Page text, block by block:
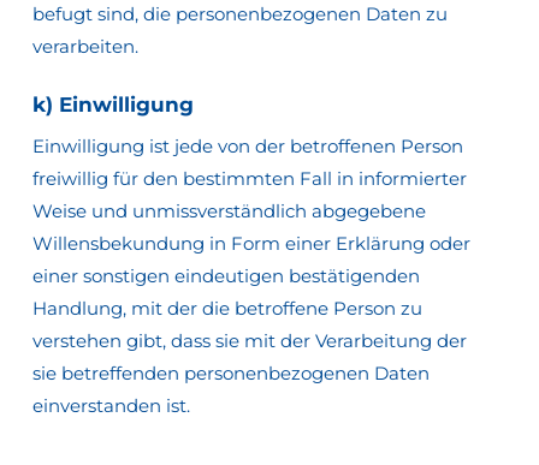
befugt sind, die personenbezogenen Daten zu
verarbeiten.
k) Einwilligung
Einwilligung ist jede von der betroffenen Person
freiwillig für den bestimmten Fall in informierter
Weise und unmissverständlich abgegebene
Willensbekundung in Form einer Erklärung oder
einer sonstigen eindeutigen bestätigenden
Handlung, mit der die betroffene Person zu
verstehen gibt, dass sie mit der Verarbeitung der
sie betreffenden personenbezogenen Daten
einverstanden ist.